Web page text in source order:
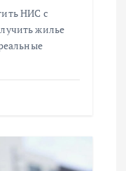
НИС с
жилье